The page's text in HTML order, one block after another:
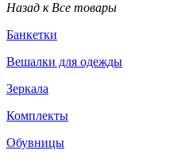
Назад к Все товары
Банкетки
Вешалки для одежды
Зеркала
Комплекты
Обувницы